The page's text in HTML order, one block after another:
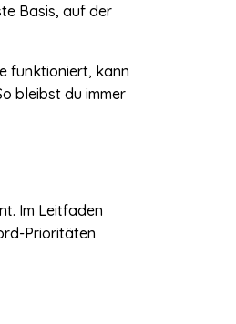
Basis, auf der
funktioniert, kann
bleibst du immer
Im Leitfaden
Prioritäten